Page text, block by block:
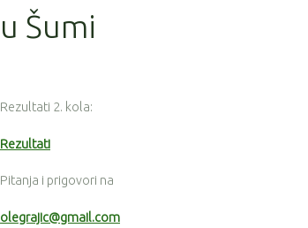
u Šumi
Rezultati 2. kola:
Rezultati
Pitanja i prigovori na
olegrajic@gmail.com